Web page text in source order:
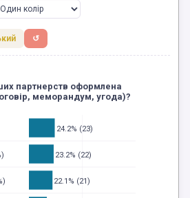
↺
24.2% (23)
23.2% (22)
22.1% (21)
партнерств оформлена
меморандум, угода)?